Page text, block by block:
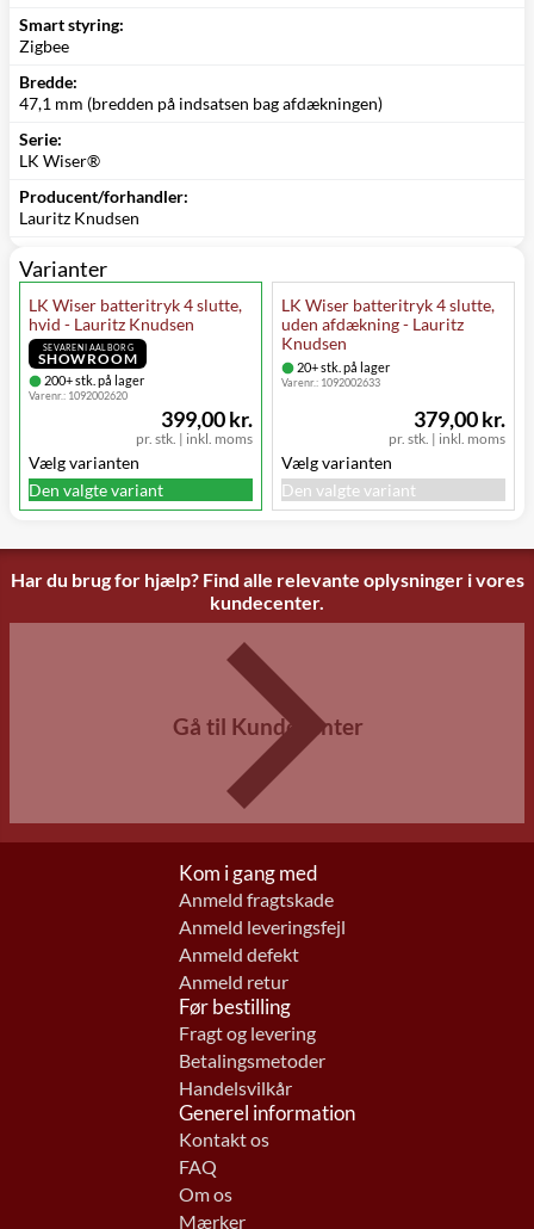
Smart styring:
Zigbee
Bredde:
47,1 mm (bredden på indsatsen bag afdækningen)
Serie:
LK Wiser®
Producent/forhandler:
Lauritz Knudsen
Varianter
LK Wiser batteritryk 4 slutte,
hvid - Lauritz Knudsen
SE VAREN I AALBORG
SHOWROOM
200+ stk. på lager
Varenr.: 1092002620
pr. stk. | inkl. moms
399,00 kr.
Vælg varianten
Den valgte variant
LK Wiser batteritryk 4 slutte,
uden afdækning - Lauritz
Knudsen
20+ stk. på lager
Varenr.: 1092002633
pr. stk. | inkl. moms
379,00 kr.
Vælg varianten
Den valgte variant
Har du brug for hjælp? Find alle relevante oplysninger i vores
kundecenter.
Gå til Kundecenter
Kom i gang med
Anmeld fragtskade
Anmeld leveringsfejl
Anmeld defekt
Anmeld retur
Før bestilling
Fragt og levering
Betalingsmetoder
Handelsvilkår
Generel information
Kontakt os
FAQ
Om os
Mærker